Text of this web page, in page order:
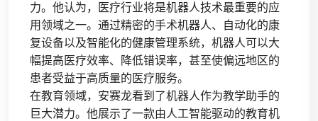
力。他认为，医疗行业将是机器人技术最重要的应
用领域之一。通过精密的手术机器人、自动化的康
复设备以及智能化的健康管理系统，机器人可以大
幅提高医疗效率、降低错误率，甚至使偏远地区的
患者受益于高质量的医疗服务。
在教育领域，安赛龙看到了机器人作为教学助手的
巨大潜力。他展示了一款由人工智能驱动的教育机